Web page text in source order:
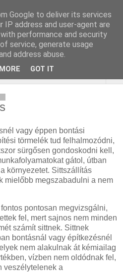
vagy éppen bontási
törmelék tud felhalmozódni,
sürgősen gondoskodni kell,
gátol, útban
környezetet. Sittszállítás
mielőbb megszabadulni a nem
pontosan megvizsgálni,
fel, mert sajnos nem minden
számít sittnek. Sittnek
bontásnál vagy építkezésnél
nem alakulnak át kémiailag
vízben nem oldódnak fel,
veszélytelenek a
Google to deliver its services
IP address and user-agent are
performance and security
service, generate usage
address abuse.
GOT IT